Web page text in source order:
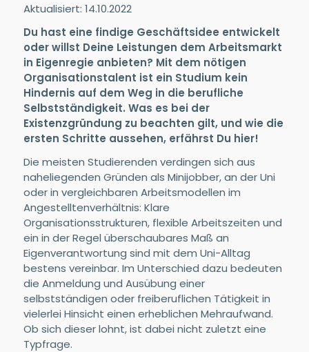
Aktualisiert: 14.10.2022
Du hast eine findige Geschäftsidee entwickelt
oder willst Deine Leistungen dem Arbeitsmarkt
in Eigenregie anbieten? Mit dem nötigen
Organisationstalent ist ein Studium kein
Hindernis auf dem Weg in die berufliche
Selbstständigkeit. Was es bei der
Existenzgründung zu beachten gilt, und wie die
ersten Schritte aussehen, erfährst Du hier!
Die meisten Studierenden verdingen sich aus
naheliegenden Gründen als Minijobber, an der Uni
oder in vergleichbaren Arbeitsmodellen im
Angestelltenverhältnis: Klare
Organisationsstrukturen, flexible Arbeitszeiten und
ein in der Regel überschaubares Maß an
Eigenverantwortung sind mit dem Uni-Alltag
bestens vereinbar. Im Unterschied dazu bedeuten
die Anmeldung und Ausübung einer
selbstständigen oder freiberuflichen Tätigkeit in
vielerlei Hinsicht einen erheblichen Mehraufwand.
Ob sich dieser lohnt, ist dabei nicht zuletzt eine
Typfrage.